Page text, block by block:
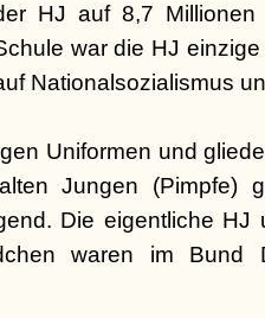
HJ auf 8,7 Millionen
war die HJ
Nationalsozialismus
Uniformen und
Jungen (Pimpfe)
Die eigentliche HJ
waren im Bund